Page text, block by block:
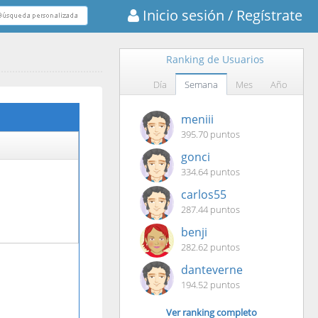
Inicio sesión / Regístrate
Ranking de Usuarios
Día Semana Mes Año
meniii
395.70 puntos
gonci
334.64 puntos
carlos55
287.44 puntos
benji
282.62 puntos
danteverne
194.52 puntos
Ver ranking completo